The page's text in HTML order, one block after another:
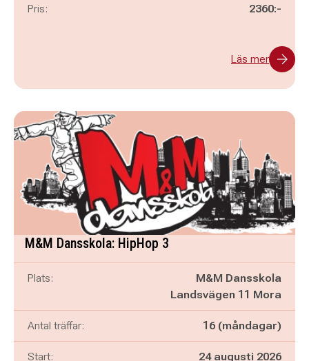
Pris: 2360:-
Läs mer
M&M Dansskola: HipHop 3
Plats:
M&M Dansskola
Landsvägen 11 Mora
Antal träffar: 16 (måndagar)
Start: 24 augusti 2026